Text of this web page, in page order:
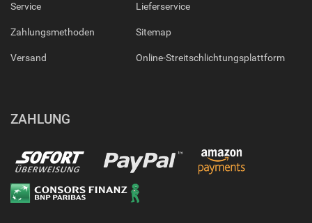
Service
Zahlungsmethoden
Versand
Lieferservice
Sitemap
Online-Streitschlichtungsplattform
ZAHLUNG